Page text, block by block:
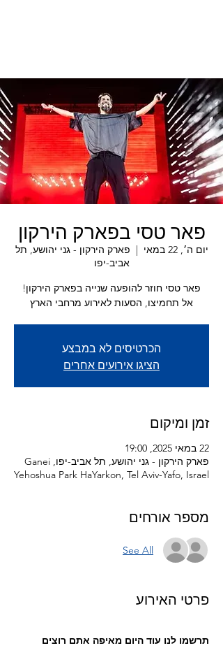
פאר טסי בפארק הירקון
יום ה׳, 22 במאי
  |
פארק הירקון - גני יהושע, תל
אביב-יפו
אל תחמיצו, הסעות לאירוע מרחבי הארץ
הכרטיסים לא במבצע
הציגו אירועים אחרים
זמן ומיקום
22 במאי 2025, 19:00
פארק הירקון - גני יהושע, תל אביב-יפו, Ganei
Yehoshua Park HaYarkon, Tel Aviv-Yafo, Israel
מספר אורחים
See All
פרטי האירוע
תרשמו לנו עוד היום מאיפה אתם רוצים